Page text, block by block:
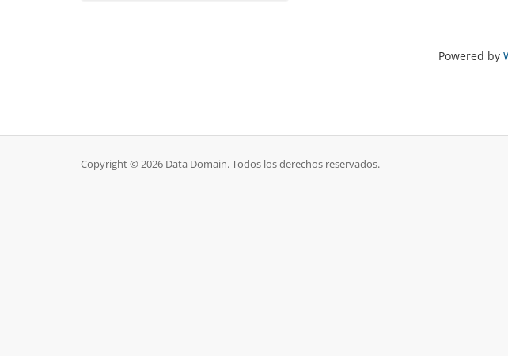
Powered by
Copyright © 2026 Data Domain. Todos los derechos reservados.